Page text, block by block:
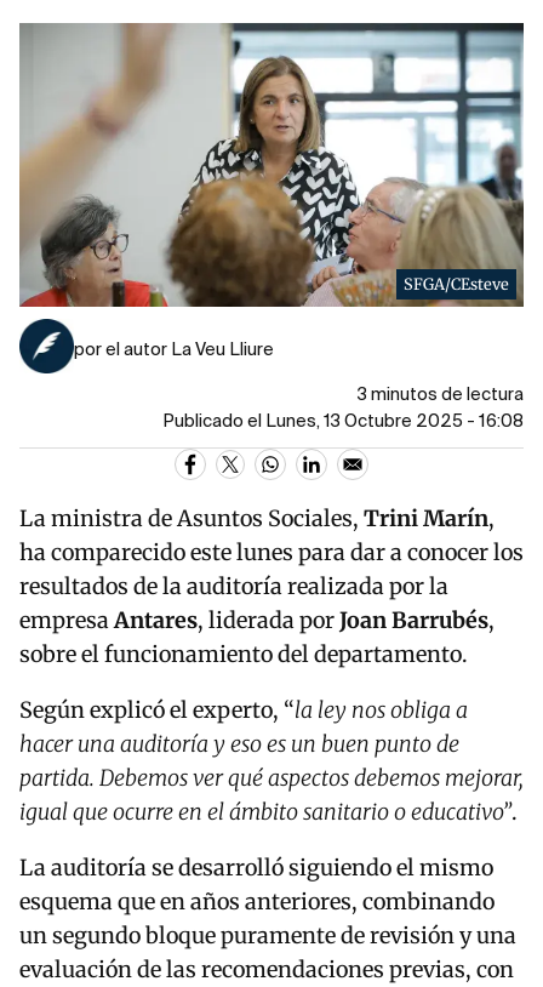
SFGA/CEsteve
por el autor La Veu Lliure
3 minutos de lectura
Publicado el Lunes, 13 Octubre 2025 - 16:08
La ministra de Asuntos Sociales, Trini Marín,
ha comparecido este lunes para dar a conocer los
resultados de la auditoría realizada por la
empresaAntares, liderada porJoan Barrubés,
sobre el funcionamiento del departamento.
Según explicó el experto, “la ley nos obliga a
hacer una auditoría y eso es un buen punto de
partida. Debemos ver qué aspectos debemos mejorar,
igual que ocurre en el ámbito sanitario o educativo”.
La auditoría se desarrolló siguiendo el mismo
esquema que en años anteriores, combinando
un segundo bloque puramente de revisión y una
evaluación de las recomendaciones previas, con